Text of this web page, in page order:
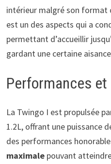
intérieur malgré son format
est un des aspects qui a
permettant d’accueillir
gardant une certaine
Performances
La Twingo I est propulsée
1.2L, offrant une puissance
des performances
maximalepouvant